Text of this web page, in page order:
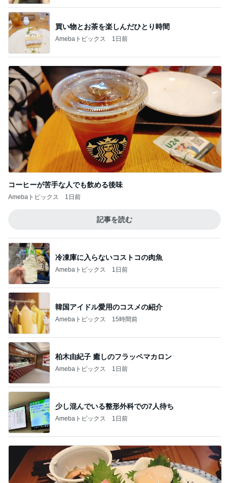
買い物とお茶を楽しんだひとり時間
Amebaトピックス 1日前
コーヒーが苦手な人でも飲める後味
Amebaトピックス 1日前
記事を読む
冷凍庫に入らないコストコの肉魚
Amebaトピックス 1日前
韓国アイドル愛用のコスメの紹介
Amebaトピックス 15時間前
柏木由紀子 癒しのフラッペマカロン
Amebaトピックス 1日前
少し混んでいる整形外科での7人待ち
Amebaトピックス 1日前